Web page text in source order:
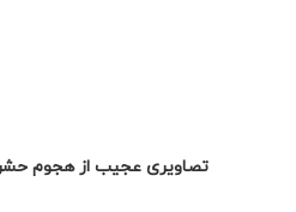
تصاویری عجیب از هجوم